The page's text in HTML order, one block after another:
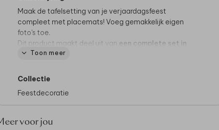
Maak de tafelsetting van je verjaardagsfeest
compleet met placemats! Voeg gemakkelijk eigen
foto's toe.
Dit product maakt deel uit van een complete set in
deze stijl.
Goed om te weten:
kleuren kunnen dus nét wat anders uitpakken.
Toon meer
Collectie
Feestdecoratie
voor jou